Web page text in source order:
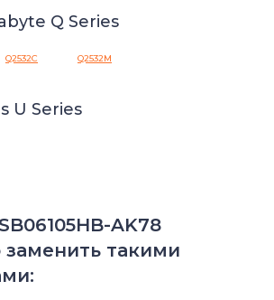
Q Series
Q2532C Q2532M
U Series
AK78
такими